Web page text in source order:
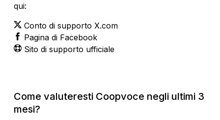
qui:
Conto di supporto X.com
Pagina di Facebook
Sito di supporto ufficiale
Come valuteresti Coopvoce negli ultimi 3
mesi?